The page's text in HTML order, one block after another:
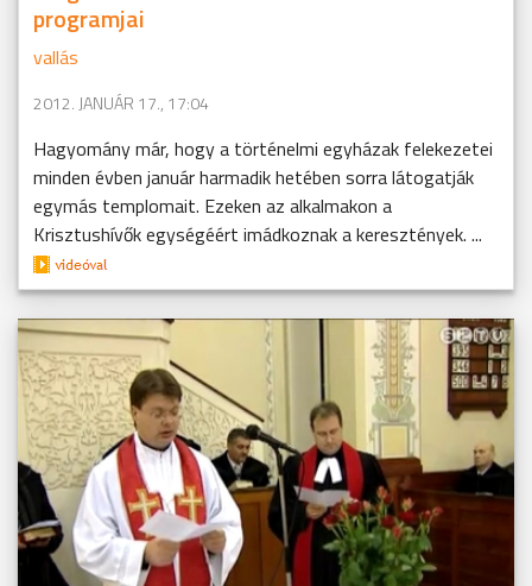
programjai
vallás
2012. JANUÁR 17., 17:04
Hagyomány már, hogy a történelmi egyházak felekezetei
minden évben január harmadik hetében sorra látogatják
egymás templomait. Ezeken az alkalmakon a
Krisztushívők egységéért imádkoznak a keresztények. ...